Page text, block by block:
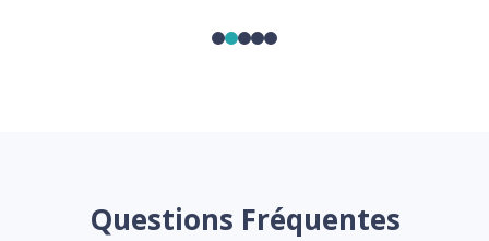
Questions Fréquentes